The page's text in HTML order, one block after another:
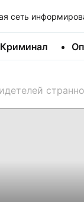
сеть
Криминал